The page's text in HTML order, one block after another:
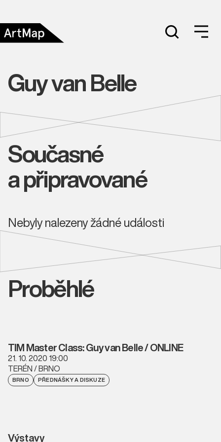
Guy van Belle
Současné
a připravované
Nebyly nalezeny žádné události
Proběhlé
TIM Master Class: Guy van Belle / ONLINE
21. 10. 2020 19:00
TERÉN / BRNO
BRNO PŘEDNÁŠKY A DISKUZE
Výstavy